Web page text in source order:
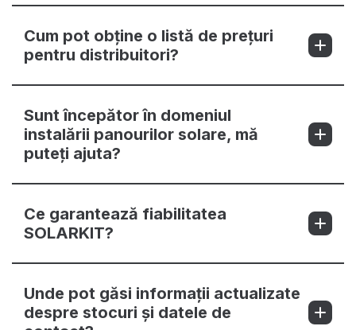
Cum pot obține o listă de prețuri
pentru distribuitori?
Sunt începător în domeniul
instalării panourilor solare, mă
puteți ajuta?
Ce garantează fiabilitatea
SOLARKIT?
Unde pot găsi informații actualizate
despre stocuri și datele de